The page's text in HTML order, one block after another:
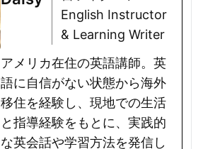
English Instructor
& Learning Writer
アメリカ在住の英語講師。英
語に自信がない状態から海外
移住を経験し、現地での生活
と指導経験をもとに、実践的
な英会話や学習方法を発信し